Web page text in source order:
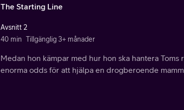
The Starting Line
Avsnitt 2
40 min Tillgänglig 3+ månader
Medan hon kämpar med hur hon ska hantera
enorma odds för att hjälpa en drogberoende